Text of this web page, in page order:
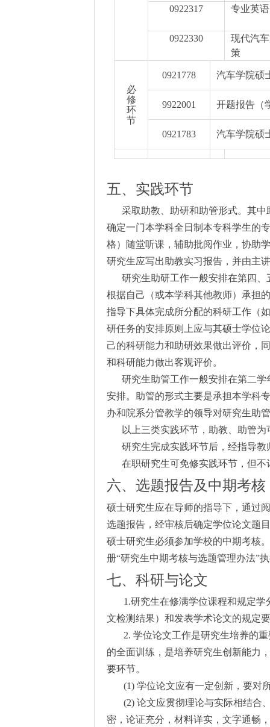
0922317 专业英语
0922330
现代汽
策
必
修
环
节
0921778 汽车学院硕
9922001 开题报告（
0921783 汽车学院硕
五、实践环节
采取助教、助研和助管形式。其
确定一门本学科全日制本专科学生的
格）随堂听课，辅助批阅作业，协助
研究生应写出助教实习报告，并由主
研究生助研工作一般安排在第四
根据自己（或本学科其他教师）承担
指导下具体完成所分配的科研工作（
研任务的安排原则上应与其硕士学位
己的科研能力和助研效果做出评价，
和科研能力做出客观评价。
研究生助管工作一般安排在第二
安排。助管的形式主要是承担本学科
办和院系分管教学的领导对研究生助
以上三类实践环节，助教、助管
研究生完成实践环节后，经指导
在职研究生可免修实践环节，但
六、选题报告及中期考核
硕士研究生应在导师的指导下，通过
选题报告，经审核后确定学位论文题
硕士研究生必须参加学校的中期考核
册“研究生中期考核与选题管理办法”
七、科研与论文
1.研究生在修满学位课程和规定学
文检测结果）和发表学术论文的规定
2. 学位论文工作是研究生培养的
的全面训练，是培养研究生创新能力
要环节。
(1) 学位论文应有一定创新，要对
(2) 论文应贯彻理论与实际相结合
密，论证充分，材料详实，文字通畅